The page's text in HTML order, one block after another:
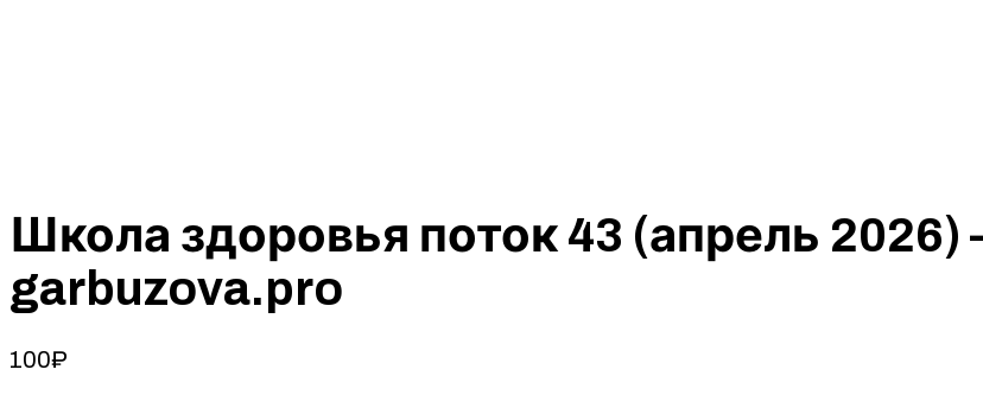
Школа здоровья поток 43 (апрель 2026)
garbuzova.pro
100₽